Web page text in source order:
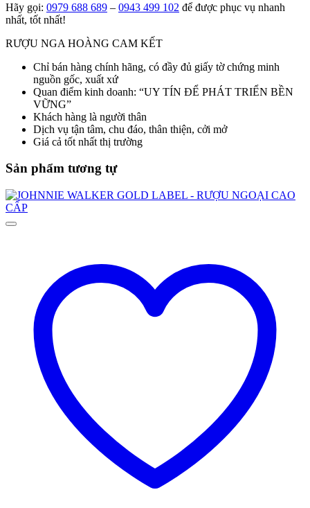
Hãy gọi: 0979 688 689 – 0943 499 102 để được phục vụ nhanh
nhất, tốt nhất!
RƯỢU NGA HOÀNG CAM KẾT
Chỉ bán hàng chính hãng, có đầy đủ giấy tờ chứng minh
nguồn gốc, xuất xứ
Quan điểm kinh doanh: “UY TÍN ĐỂ PHÁT TRIỂN BỀN
VỮNG”
Khách hàng là người thân
Dịch vụ tận tâm, chu đáo, thân thiện, cởi mở
Giá cả tốt nhất thị trường
Sản phẩm tương tự